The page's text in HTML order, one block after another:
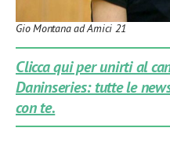
Gio Montana ad Amici 21
Clicca qui per unirti al
Daninseries: tutte le
con te.